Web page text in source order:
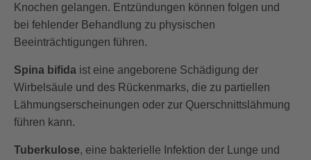
Knochen gelangen. Entzündungen können folgen und
bei fehlender Behandlung zu physischen
Beeinträchtigungen führen.
Spina bifida ist eine angeborene Schädigung der
Wirbelsäule und des Rückenmarks, die zu partiellen
Lähmungserscheinungen oder zur Querschnittslähmung
führen kann.
Tuberkulose, eine bakterielle Infektion der Lunge und